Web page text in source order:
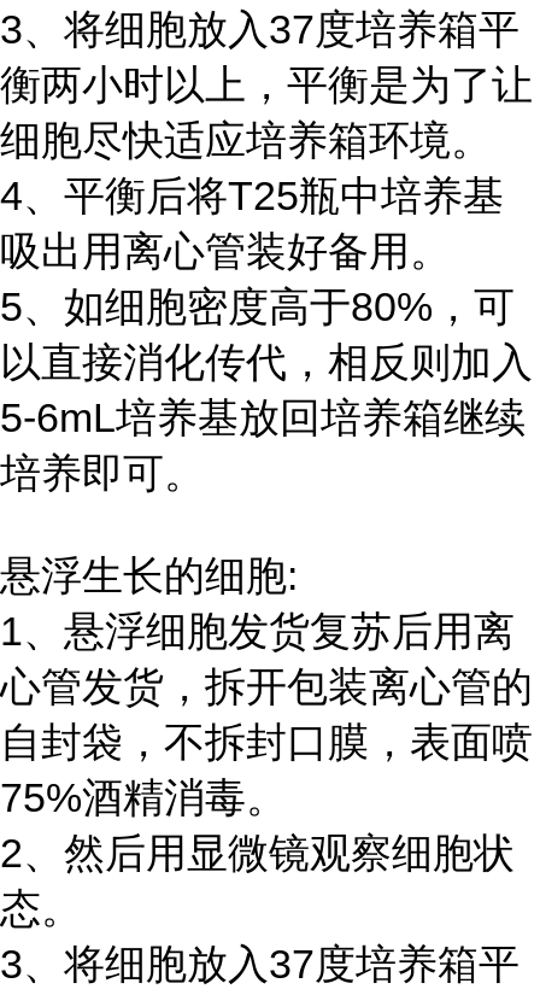
3、将细胞放入37度培养箱平
衡两小时以上，平衡是为了让
细胞尽快适应培养箱环境。
4、平衡后将T25瓶中培养基
吸出用离心管装好备用。
5、如细胞密度高于80%，可
以直接消化传代，相反则加入
5-6mL培养基放回培养箱继续
培养即可。
悬浮生长的细胞:
1、悬浮细胞发货复苏后用离
心管发货，拆开包装离心管的
自封袋，不拆封口膜，表面喷
75%酒精消毒。
2、然后用显微镜观察细胞状
态。
3、将细胞放入37度培养箱平